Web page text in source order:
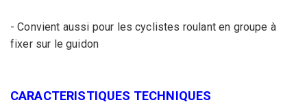
- Convient aussi pour les cyclistes roulant en groupe à
fixer sur le guidon
CARACTERISTIQUES TECHNIQUES